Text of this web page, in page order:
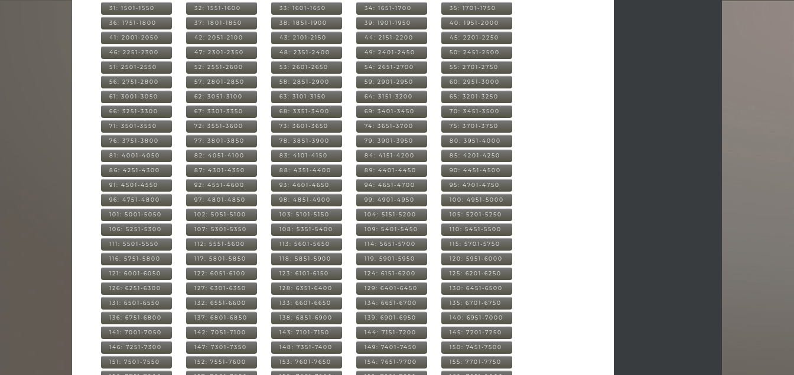
31: 1501-1550 32: 1551-1600 33: 1601-1650 34: 1651-1700 35: 1701-1750
36: 1751-1800 37: 1801-1850 38: 1851-1900 39: 1901-1950 40: 1951-2000
41: 2001-2050 42: 2051-2100 43: 2101-2150 44: 2151-2200 45: 2201-2250
46: 2251-2300 47: 2301-2350 48: 2351-2400 49: 2401-2450 50: 2451-2500
51: 2501-2550 52: 2551-2600 53: 2601-2650 54: 2651-2700 55: 2701-2750
56: 2751-2800 57: 2801-2850 58: 2851-2900 59: 2901-2950 60: 2951-3000
61: 3001-3050 62: 3051-3100 63: 3101-3150 64: 3151-3200 65: 3201-3250
66: 3251-3300 67: 3301-3350 68: 3351-3400 69: 3401-3450 70: 3451-3500
71: 3501-3550 72: 3551-3600 73: 3601-3650 74: 3651-3700 75: 3701-3750
76: 3751-3800 77: 3801-3850 78: 3851-3900 79: 3901-3950 80: 3951-4000
81: 4001-4050 82: 4051-4100 83: 4101-4150 84: 4151-4200 85: 4201-4250
86: 4251-4300 87: 4301-4350 88: 4351-4400 89: 4401-4450 90: 4451-4500
91: 4501-4550 92: 4551-4600 93: 4601-4650 94: 4651-4700 95: 4701-4750
96: 4751-4800 97: 4801-4850 98: 4851-4900 99: 4901-4950 100: 4951-5000
101: 5001-5050 102: 5051-5100 103: 5101-5150 104: 5151-5200 105: 5201-5250
106: 5251-5300 107: 5301-5350 108: 5351-5400 109: 5401-5450 110: 5451-5500
111: 5501-5550 112: 5551-5600 113: 5601-5650 114: 5651-5700 115: 5701-5750
116: 5751-5800 117: 5801-5850 118: 5851-5900 119: 5901-5950 120: 5951-6000
121: 6001-6050 122: 6051-6100 123: 6101-6150 124: 6151-6200 125: 6201-6250
126: 6251-6300 127: 6301-6350 128: 6351-6400 129: 6401-6450 130: 6451-6500
131: 6501-6550 132: 6551-6600 133: 6601-6650 134: 6651-6700 135: 6701-6750
136: 6751-6800 137: 6801-6850 138: 6851-6900 139: 6901-6950 140: 6951-7000
141: 7001-7050 142: 7051-7100 143: 7101-7150 144: 7151-7200 145: 7201-7250
146: 7251-7300 147: 7301-7350 148: 7351-7400 149: 7401-7450 150: 7451-7500
151: 7501-7550 152: 7551-7600 153: 7601-7650 154: 7651-7700 155: 7701-7750